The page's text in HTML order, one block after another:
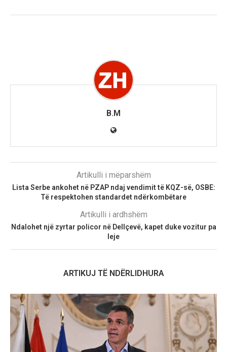
B.M
Artikulli i mëparshëm
Lista Serbe ankohet në PZAP ndaj vendimit të KQZ-së, OSBE:
Të respektohen standardet ndërkombëtare
Artikulli i ardhshëm
Ndalohet një zyrtar policor në Dellçevë, kapet duke vozitur pa
leje
ARTIKUJ TË NDËRLIDHURA